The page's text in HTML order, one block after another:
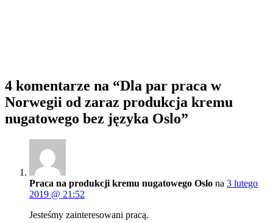
4 komentarze na “Dla par praca w
Norwegii od zaraz produkcja kremu
nugatowego bez języka Oslo”
Praca na produkcji kremu nugatowego Oslo na 3 lutego
2019 @ 21:52
Jesteśmy zainteresowani pracą.